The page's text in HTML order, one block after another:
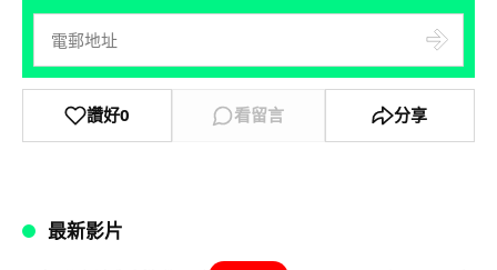
讚好0 看留言 分享
最新影片